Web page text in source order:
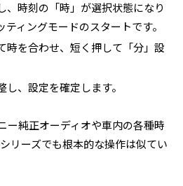
、時刻の「時」が選択状態になり
ティングモードのスタートです。
時を合わせ、短く押して「分」設
、設定を確定します。
ー純正オーディオや車内の各種時
リーズでも根本的な操作は似てい